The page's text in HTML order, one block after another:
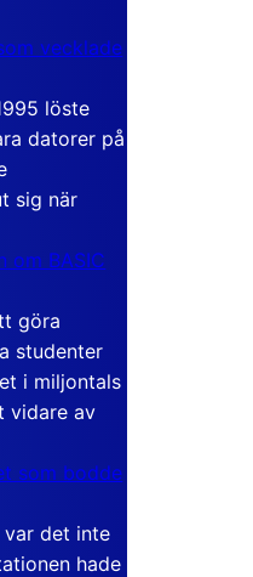
vecklade
löste
datorer på
sig när
om BASIC
göra
studenter
i miljontals
vidare av
som bodde
det inte
hade